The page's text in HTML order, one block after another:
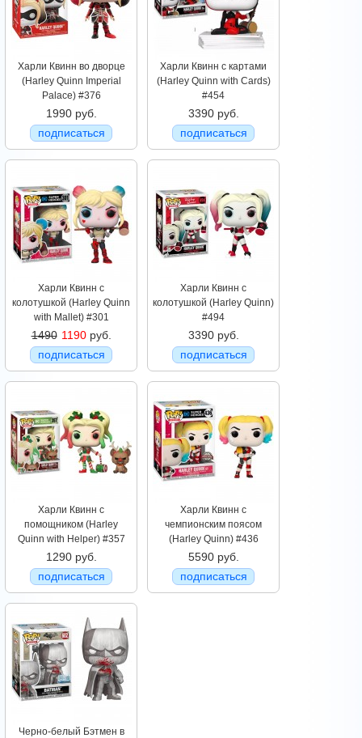
Харли Квинн во дворце
(Harley Quinn Imperial
Palace) #376
1990 руб.
подписаться
Харли Квинн с картами
(Harley Quinn with Cards)
#454
3390 руб.
подписаться
Харли Квинн с
колотушкой (Harley Quinn
with Mallet) #301
1490 1190руб.
подписаться
Харли Квинн с
колотушкой (Harley Quinn)
#494
3390 руб.
подписаться
Харли Квинн с
помощником (Harley
Quinn with Helper) #357
1290 руб.
подписаться
Харли Квинн с
чемпионским поясом
(Harley Quinn) #436
5590 руб.
подписаться
Черно-белый Бэтмен в